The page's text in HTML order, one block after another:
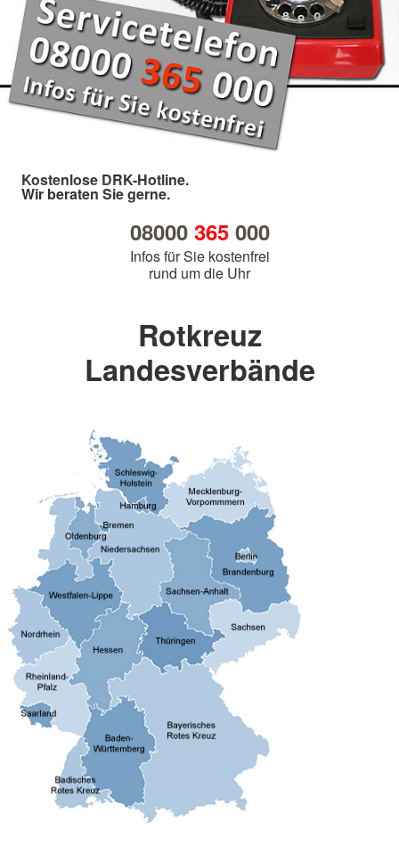
Kostenlose DRK-Hotline.
Wir beraten Sie gerne.
08000 365000
Infos für Sie kostenfrei
rund um die Uhr
Rotkreuz
Landesverbände